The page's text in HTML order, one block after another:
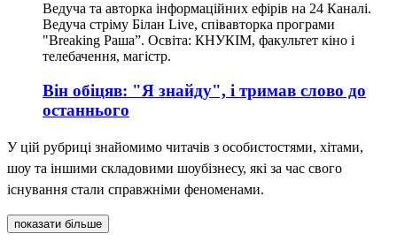
Ведуча та авторка інформаційних ефірів на 24 Каналі.
Ведуча стріму Білан Live, співавторка програми
"Breaking Раша”. Освіта: КНУКІМ, факультет кіно і
телебачення, магістр.
Він обіцяв: "Я знайду", і тримав слово до
останнього
У цій рубриці знайомимо читачів з особистостями, хітами,
шоу та іншими складовими шоубізнесу, які за час свого
існування стали справжніми феноменами.
показати більше